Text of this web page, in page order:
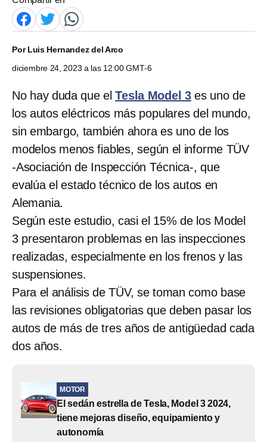
PorLuis Hernandez del Arco
diciembre 24, 2023 a las 12:00 GMT-6
No hay duda que elTesla Model 3es uno de
los autos eléctricos más populares del mundo,
sin embargo, también ahora es uno de los
modelos menos fiables, según el informe TÜV
-Asociación de Inspección Técnica-, que
evalúa el estado técnico de los autos en
Alemania.
Según este estudio, casi el 15% de los Model
3 presentaron problemas en las inspecciones
realizadas, especialmente en los frenos y las
suspensiones.
Para el análisis de TÜV, se toman como base
las revisiones obligatorias que deben pasar los
autos de más de tres años de antigüedad cada
dos años.
MOTOR
El sedán estrella de Tesla, Model 3 2024,
tiene mejoras diseño, equipamiento y
autonomía